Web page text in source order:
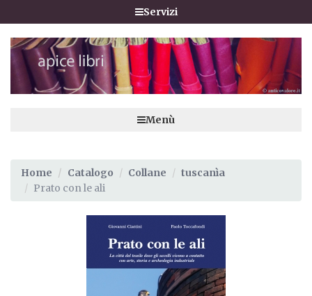
Servizi
Menù
Home Catalogo Collane
tuscanìa
Prato con le ali